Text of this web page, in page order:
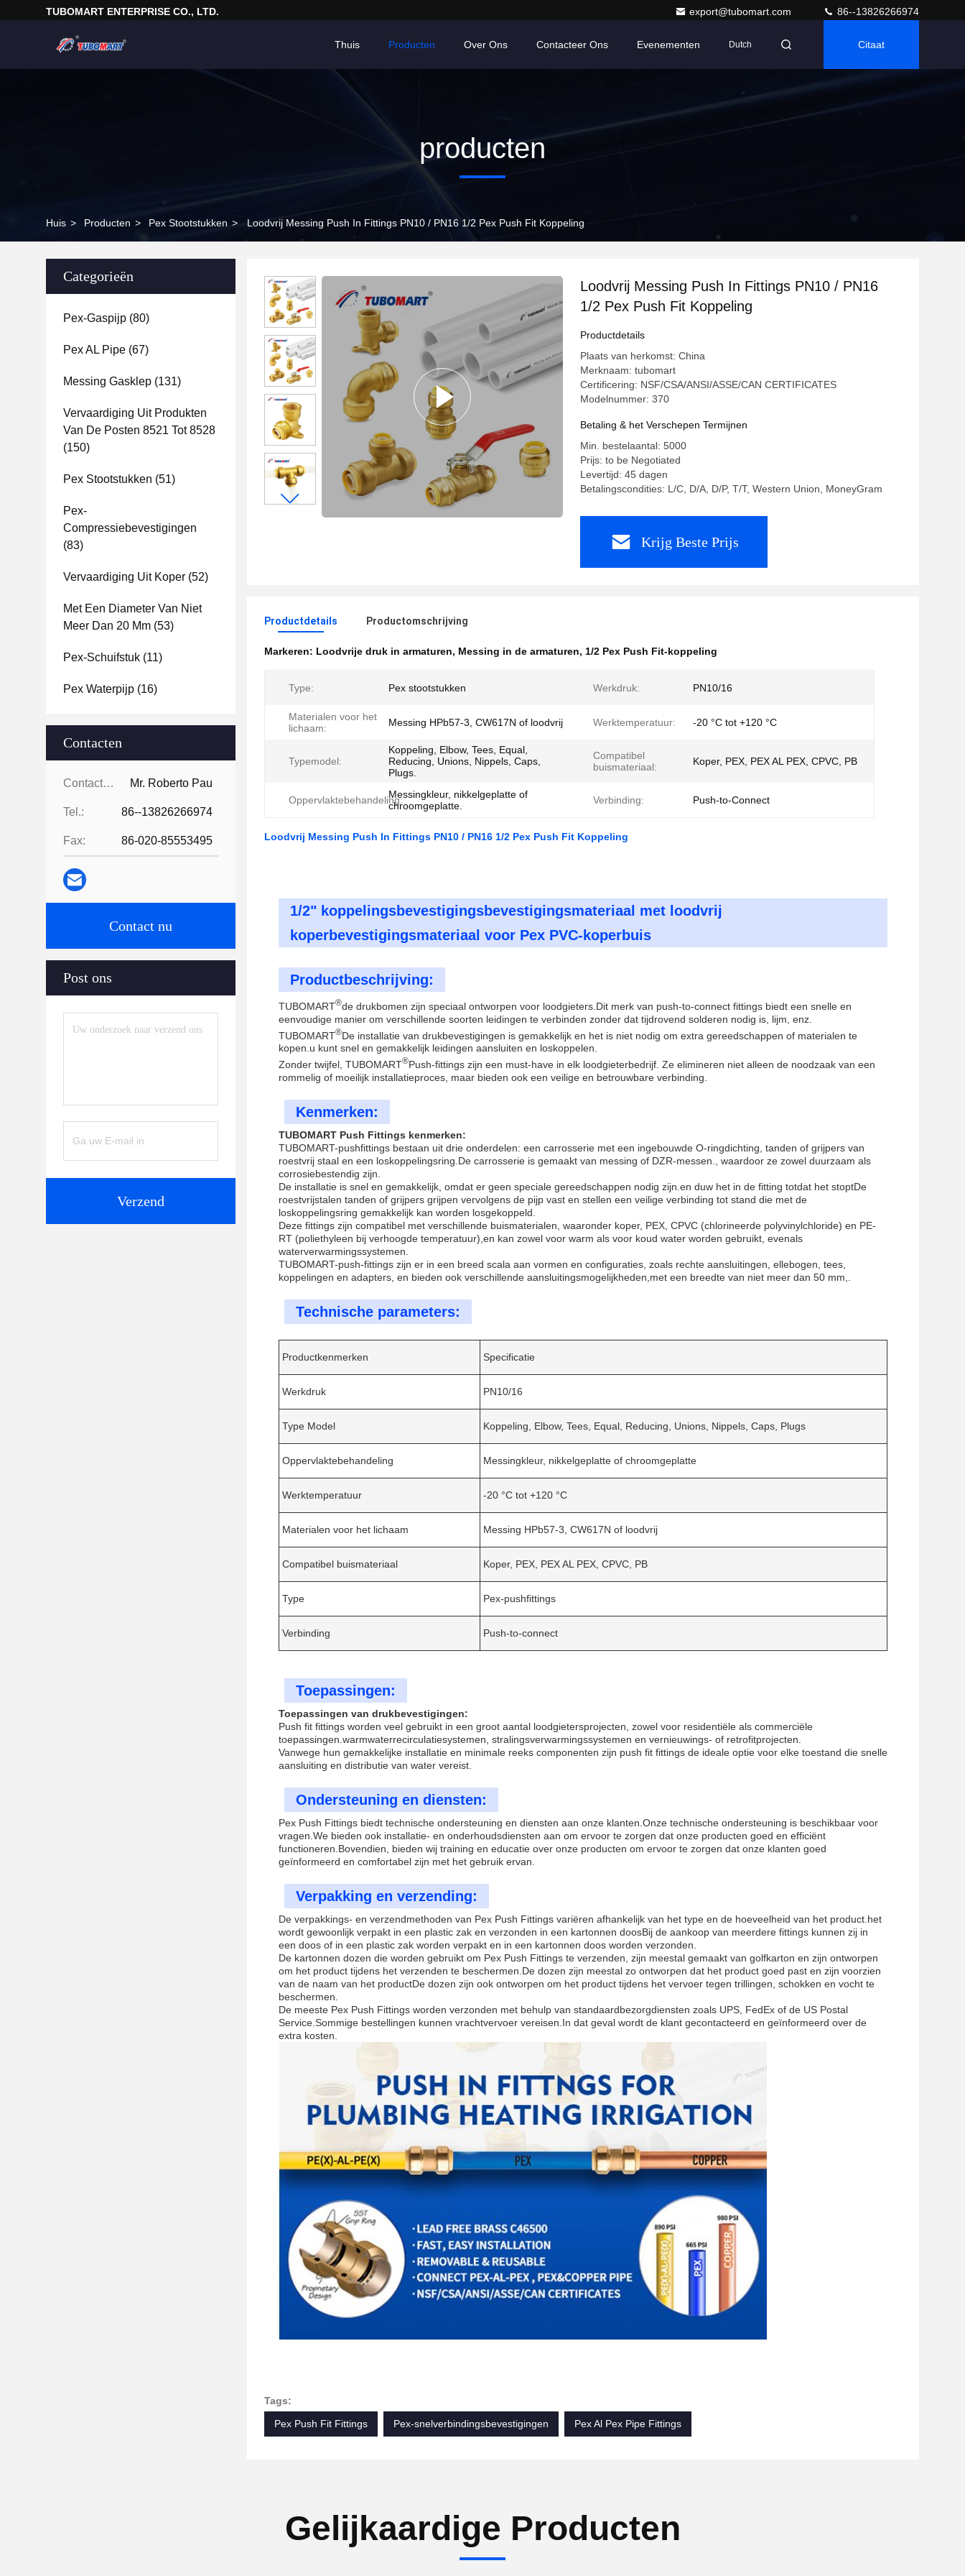
TUBOMART ENTERPRISE CO., LTD. export@tubomart.com 86--13826266974
Thuis Producten Over Ons Contacteer Ons Evenementen Dutch Citaat
producten
Huis > Producten > Pex Stootstukken > Loodvrij Messing Push In Fittings PN10 / PN16 1/2 Pex Push Fit Koppeling
Categorieën
Pex-Gaspijp (80)
Pex AL Pipe (67)
Messing Gasklep (131)
Vervaardiging Uit Produkten
Van De Posten 8521 Tot 8528
(150)
Pex Stootstukken (51)
Pex-
Compressiebevestigingen
(83)
Vervaardiging Uit Koper (52)
Met Een Diameter Van Niet
Meer Dan 20 Mm (53)
Pex-Schuifstuk (11)
Pex Waterpijp (16)
Contacten
Contacten: Mr. Roberto Pau
Tel.: 86--13826266974
Fax: 86-020-85553495
Contact nu
Post ons
Verzend
Loodvrij Messing Push In Fittings PN10 / PN16
1/2 Pex Push Fit Koppeling
Productdetails
Plaats van herkomst: China
Merknaam: tubomart
Certificering: NSF/CSA/ANSI/ASSE/CAN CERTIFICATES
Modelnummer: 370
Betaling & het Verschepen Termijnen
Min. bestelaantal: 5000
Prijs: to be Negotiated
Levertijd: 45 dagen
Betalingscondities: L/C, D/A, D/P, T/T, Western Union, MoneyGram
Krijg Beste Prijs
Productdetails Productomschrijving
Markeren: Loodvrije druk in armaturen, Messing in de armaturen, 1/2 Pex Push Fit-koppeling
Type: Pex stootstukken Werkdruk: PN10/16
Materialen voor het
lichaam:
Messing HPb57-3, CW617N of loodvrij Werktemperatuur: -20 °C tot +120 °C
Typemodel:
Koppeling, Elbow, Tees, Equal,
Reducing, Unions, Nippels, Caps,
Plugs.
Compatibel
buismateriaal:
Koper, PEX, PEX AL PEX, CPVC, PB
Oppervlaktebehandeling:Messingkleur, nikkelgeplatte of
chroomgeplatte.
Verbinding: Push-to-Connect
Loodvrij Messing Push In Fittings PN10 / PN16 1/2 Pex Push Fit Koppeling
1/2" koppelingsbevestigingsbevestigingsmateriaal met loodvrij
koperbevestigingsmateriaal voor Pex PVC-koperbuis
Productbeschrijving:
TUBOMART®de drukbomen zijn speciaal ontworpen voor loodgieters.Dit merk van push-to-connect fittings biedt een snelle en
eenvoudige manier om verschillende soorten leidingen te verbinden zonder dat tijdrovend solderen nodig is, lijm, enz.
TUBOMART®De installatie van drukbevestigingen is gemakkelijk en het is niet nodig om extra gereedschappen of materialen te
kopen.u kunt snel en gemakkelijk leidingen aansluiten en loskoppelen.
Zonder twijfel, TUBOMART®Push-fittings zijn een must-have in elk loodgieterbedrijf. Ze elimineren niet alleen de noodzaak van een
rommelig of moeilijk installatieproces, maar bieden ook een veilige en betrouwbare verbinding.
Kenmerken:
TUBOMART Push Fittings kenmerken:
TUBOMART-pushfittings bestaan uit drie onderdelen: een carrosserie met een ingebouwde O-ringdichting, tanden of grijpers van
roestvrij staal en een loskoppelingsring.De carrosserie is gemaakt van messing of DZR-messen., waardoor ze zowel duurzaam als
corrosiebestendig zijn.
De installatie is snel en gemakkelijk, omdat er geen speciale gereedschappen nodig zijn.en duw het in de fitting totdat het stoptDe
roestvrijstalen tanden of grijpers grijpen vervolgens de pijp vast en stellen een veilige verbinding tot stand die met de
loskoppelingsring gemakkelijk kan worden losgekoppeld.
Deze fittings zijn compatibel met verschillende buismaterialen, waaronder koper, PEX, CPVC (chlorineerde polyvinylchloride) en PE-
RT (poliethyleen bij verhoogde temperatuur),en kan zowel voor warm als voor koud water worden gebruikt, evenals
waterverwarmingssystemen.
TUBOMART-push-fittings zijn er in een breed scala aan vormen en configuraties, zoals rechte aansluitingen, ellebogen, tees,
koppelingen en adapters, en bieden ook verschillende aansluitingsmogelijkheden,met een breedte van niet meer dan 50 mm,.
Technische parameters:
Productkenmerken Specificatie
Werkdruk PN10/16
Type Model Koppeling, Elbow, Tees, Equal, Reducing, Unions, Nippels, Caps, Plugs
Oppervlaktebehandeling Messingkleur, nikkelgeplatte of chroomgeplatte
Werktemperatuur -20 °C tot +120 °C
Materialen voor het lichaam Messing HPb57-3, CW617N of loodvrij
Compatibel buismateriaal Koper, PEX, PEX AL PEX, CPVC, PB
Type Pex-pushfittings
Verbinding Push-to-connect
Toepassingen:
Toepassingen van drukbevestigingen:
Push fit fittings worden veel gebruikt in een groot aantal loodgietersprojecten, zowel voor residentiële als commerciële
toepassingen.warmwaterrecirculatiesystemen, stralingsverwarmingssystemen en vernieuwings- of retrofitprojecten.
Vanwege hun gemakkelijke installatie en minimale reeks componenten zijn push fit fittings de ideale optie voor elke toestand die snelle
aansluiting en distributie van water vereist.
Ondersteuning en diensten:
Pex Push Fittings biedt technische ondersteuning en diensten aan onze klanten.Onze technische ondersteuning is beschikbaar voor
vragen.We bieden ook installatie- en onderhoudsdiensten aan om ervoor te zorgen dat onze producten goed en efficiënt
functioneren.Bovendien, bieden wij training en educatie over onze producten om ervoor te zorgen dat onze klanten goed
geïnformeerd en comfortabel zijn met het gebruik ervan.
Verpakking en verzending:
De verpakkings- en verzendmethoden van Pex Push Fittings variëren afhankelijk van het type en de hoeveelheid van het product.het
wordt gewoonlijk verpakt in een plastic zak en verzonden in een kartonnen doosBij de aankoop van meerdere fittings kunnen zij in
een doos of in een plastic zak worden verpakt en in een kartonnen doos worden verzonden.
De kartonnen dozen die worden gebruikt om Pex Push Fittings te verzenden, zijn meestal gemaakt van golfkarton en zijn ontworpen
om het product tijdens het verzenden te beschermen.De dozen zijn meestal zo ontworpen dat het product goed past en zijn voorzien
van de naam van het productDe dozen zijn ook ontworpen om het product tijdens het vervoer tegen trillingen, schokken en vocht te
beschermen.
De meeste Pex Push Fittings worden verzonden met behulp van standaardbezorgdiensten zoals UPS, FedEx of de US Postal
Service.Sommige bestellingen kunnen vrachtvervoer vereisen.In dat geval wordt de klant gecontacteerd en geïnformeerd over de
extra kosten.
Tags:
Pex Push Fit Fittings
Pex-snelverbindingsbevestigingen Pex Al Pex Pipe Fittings
Gelijkaardige Producten